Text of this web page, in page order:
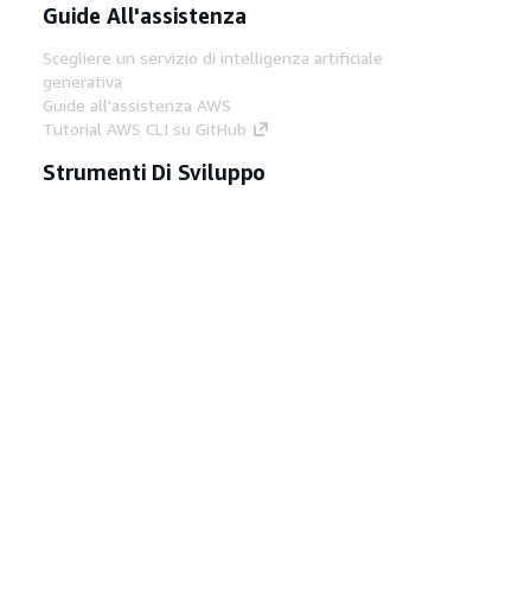
Guide All'assistenza
Scegliere un servizio di intelligenza artificiale
generativa
Guide all'assistenza AWS
Tutorial AWS CLI su GitHub
Strumenti Di Sviluppo